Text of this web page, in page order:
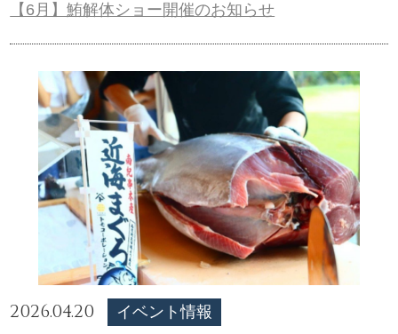
【6月】鮪解体ショー開催のお知らせ
2026.04.20 イベント情報